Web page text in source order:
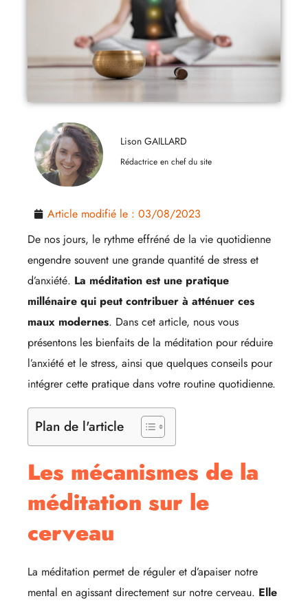
Lison GAILLARD
Rédactrice en chef du site
Article modifié le : 03/08/2023
De nos jours, le rythme effréné de la vie quotidienne
engendre souvent une grande quantité de stress et
d’anxiété. La méditation est une pratique
millénaire qui peut contribuer à atténuer ces
maux modernes. Dans cet article, nous vous
présentons les bienfaits de la méditation pour réduire
l’anxiété et le stress, ainsi que quelques conseils pour
intégrer cette pratique dans votre routine quotidienne.
Plan de l'article
Les mécanismes de la
méditation sur le
cerveau
La méditation permet de réguler et d’apaiser notre
mental en agissant directement sur notre cerveau. Elle